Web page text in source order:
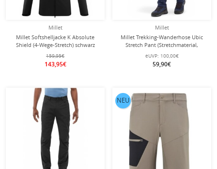
Millet
Millet Softshelljacke K Absolute
Shield (4-Wege-Stretch) schwarz
Herren
159,95€
143,95€
Millet
Millet Trekking-Wanderhose Ubic
Stretch Pant (Stretchmaterial,
optimale Bewegungsfreiheit) lang
saphirblau Herren
eUVP: 100,00€
59,90€
NEU